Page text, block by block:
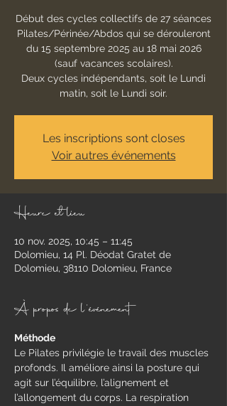
Début des cycles collectifs de 27 séances
Pilates/Périnée/Abdos qui se dérouleront
du 15 septembre 2025 au 18 mai 2026
(sauf vacances scolaires).
Deux cycles indépendants, soit le Lundi
matin, soit le Lundi soir.
Les inscriptions sont closes
Voir autres événements
Heure et lieu
10 nov. 2025, 10:45 – 11:45
Dolomieu, 14 Pl. Déodat Gratet de
Dolomieu, 38110 Dolomieu, France
À propos de l'événement
Méthode
​Le Pilates privilégie le travail des muscles
profonds. Il améliore ainsi la posture qui
agit sur l’équilibre, l’alignement et
l’allongement du corps. La respiration